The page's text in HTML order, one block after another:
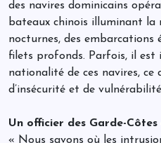
des navires dominicains
bateaux chinois illuminant la
nocturnes, des embarcations
filets profonds. Parfois, il est
nationalité de ces navires,
d’insécurité et de
Un officier des Garde-
« Nous savons où les